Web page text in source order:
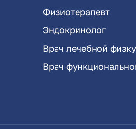
Физиотерапевт
Эндокринолог
Врач лечебной
Врач